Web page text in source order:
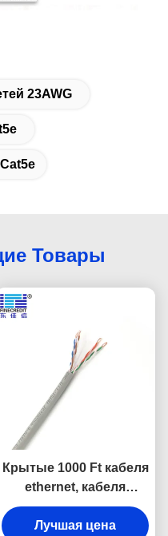
23AWG
Товары
Крытые 1000 Ft кабеля
ethernet, кабеля
большей части 23awg
Cat6 UTP
Лучшая цена